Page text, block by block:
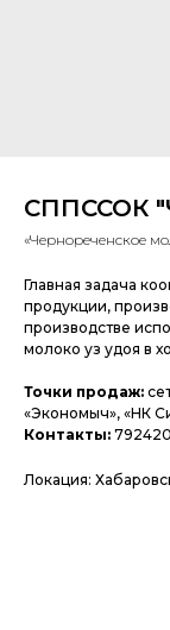
СППССОК
«Чернореченское
Главная задача
продукции,
производстве
молоко уз удоя в
Точки продаж:
«Экономыч», «НК
Контакты:
Локация: